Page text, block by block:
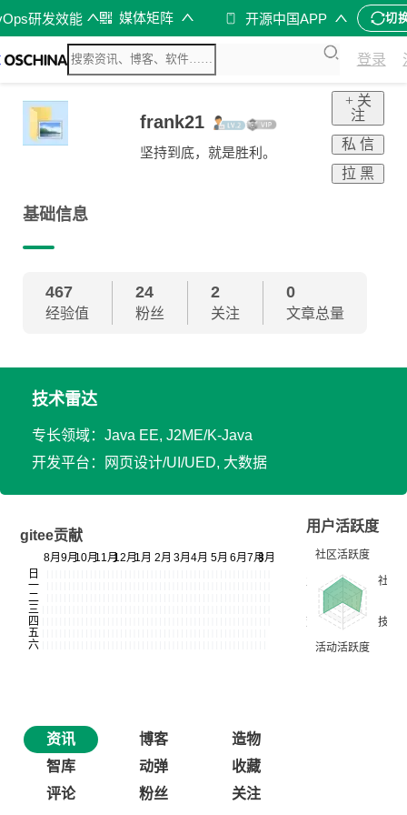
研发效能 媒体矩阵 开源中国APP 切
登录
frank21
坚持到底，就是胜利。
+ 关
注
私 信
拉 黑
基础信息
467
经验值
24
粉丝
2
关注
0
文章总量
技术雷达
专长领域：Java EE, J2ME/K-Java
开发平台：网页设计/UI/UED, 大数据
gitee贡献
用户活跃度
资讯 博客
造物
智库
动弹
收藏
评论
粉丝 关注